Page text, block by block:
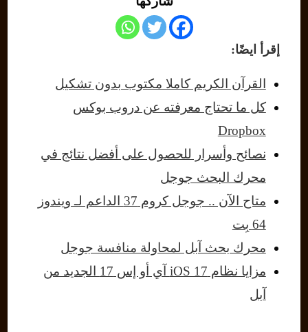
إقرأ ايضًا:
القرآن الكريم كاملا مكتوب بدون تشكيل
كل ما تحتاج معرفته عن دروب بوكس
Dropbox
نصائح وأسرار للحصول على أفضل نتائج في
محرك البحث جوجل
متاح الآن .. جوجل كروم 37 الداعم لـ ويندوز
64 بِت
محرك بحث آبل لمحاولة منافسة جوجل
مزايا نظام iOS 17 آي أو إس 17 الجديد من
آبل